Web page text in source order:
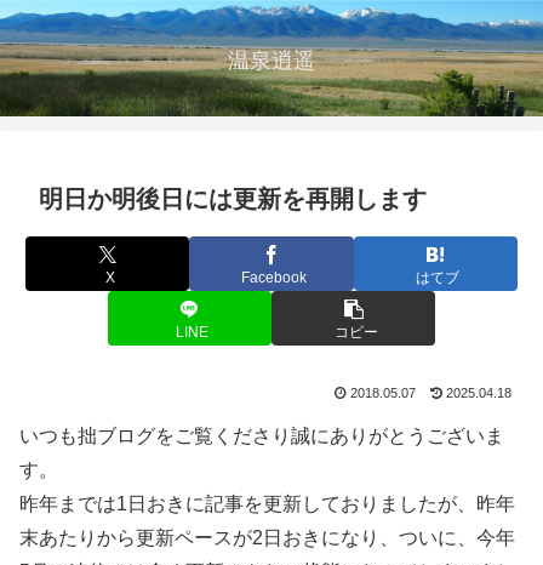
温泉逍遥
明日か明後日には更新を再開します
X Facebook はてブ
LINE コピー
2018.05.07 2025.04.18
いつも拙ブログをご覧くださり誠にありがとうございま
す。
昨年までは1日おきに記事を更新しておりましたが、昨年
末あたりから更新ペースが2日おきになり、ついに、今年